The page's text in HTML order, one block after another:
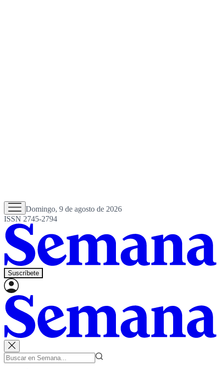
Domingo, 9 de agosto de 2026
ISSN 2745-2794
Suscríbete